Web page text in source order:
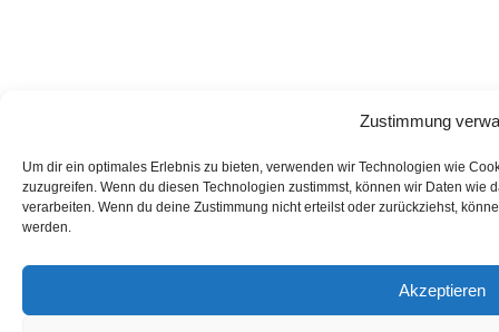
Zustimmung
Um dir ein optimales Erlebnis zu bieten, verwenden wir Technologien wie
zuzugreifen. Wenn du diesen Technologien zustimmst, können wir Daten wie
verarbeiten. Wenn du deine Zustimmung nicht erteilst oder zurückziehst,
werden.
Akzeptieren